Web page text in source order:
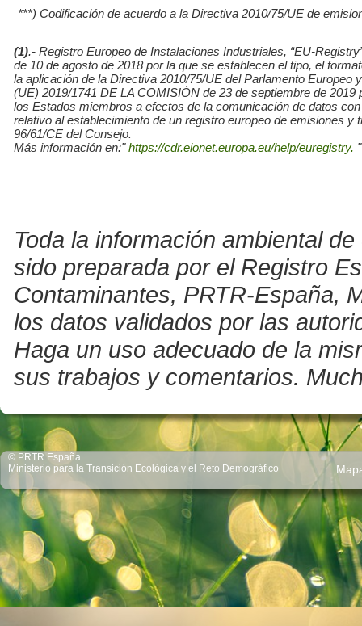
***) Codificación de acuerdo a la Directiva 2010/75/UE de
(1).- Registro Europeo de Instalaciones Industriales, “EU-
de 10 de agosto de 2018 por la que se establecen el tipo, el
la aplicación de la Directiva 2010/75/UE del Parlamento
(UE) 2019/1741 DE LA COMISIÓN de 23 de septiembre de
los Estados miembros a efectos de la comunicación de datos
relativo al establecimiento de un registro europeo de emisiones
96/61/CE del Consejo.
Más información en:"https://cdr.eionet.europa.eu/help/euregistry. "
Toda la información ambiental
sido preparada por el Registro
Contaminantes, PRTR-España,
los datos validados por las
Haga un uso adecuado de la
sus trabajos y comentarios.
© PRTR España
Ministerio para la Transición Ecológica y el Reto Demográfico